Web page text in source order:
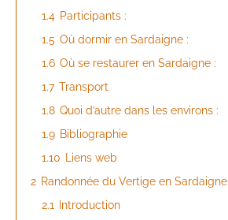
1.4 Participants :
1.5 Où dormir en Sardaigne :
1.6 Où se restaurer en Sardaigne :
1.7 Transport
1.8 Quoi d’autre dans les environs :
1.9 Bibliographie
1.10
Liens web
2 Randonnée du Vertige en Sardaigne
2.1
Introduction